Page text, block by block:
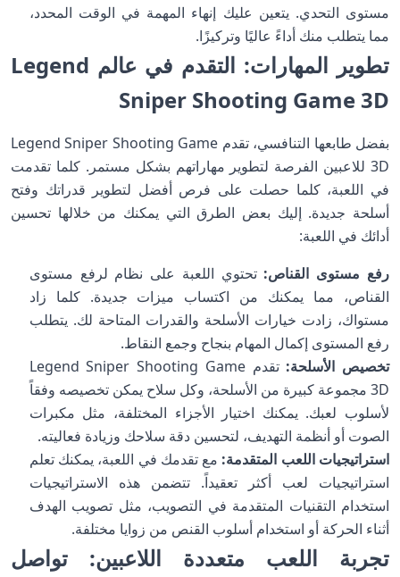
مستوى التحدي. يتعين عليك إنهاء المهمة في الوقت المحدد،
مما يتطلب منك أداءً عاليًا وتركيزًا.
تطوير المهارات: التقدم في عالم Legend
Sniper Shooting Game 3D
بفضل طابعها التنافسي، تقدم Legend Sniper Shooting Game
3D للاعبين الفرصة لتطوير مهاراتهم بشكل مستمر. كلما تقدمت
في اللعبة، كلما حصلت على فرص أفضل لتطوير قدراتك وفتح
أسلحة جديدة. إليك بعض الطرق التي يمكنك من خلالها تحسين
أدائك في اللعبة:
رفع مستوى القناص:تحتوي اللعبة على نظام لرفع مستوى
القناص، مما يمكنك من اكتساب ميزات جديدة. كلما زاد
مستواك، زادت خيارات الأسلحة والقدرات المتاحة لك. يتطلب
رفع المستوى إكمال المهام بنجاح وجمع النقاط.
تخصيص الأسلحة:
تقدم Legend Sniper Shooting Game
3D مجموعة كبيرة من الأسلحة، وكل سلاح يمكن تخصيصه وفقاً
لأسلوب لعبك. يمكنك اختيار الأجزاء المختلفة، مثل مكبرات
الصوت أو أنظمة التهديف، لتحسين دقة سلاحك وزيادة فعاليته.
استراتيجيات اللعب المتقدمة: مع تقدمك في اللعبة، يمكنك تعلم
استراتيجيات لعب أكثر تعقيداً. تتضمن هذه الاستراتيجيات
استخدام التقنيات المتقدمة في التصويب، مثل تصويب الهدف
أثناء الحركة أو استخدام أسلوب القنص من زوايا مختلفة.
تجربة اللعب متعددة اللاعبين: تواصل